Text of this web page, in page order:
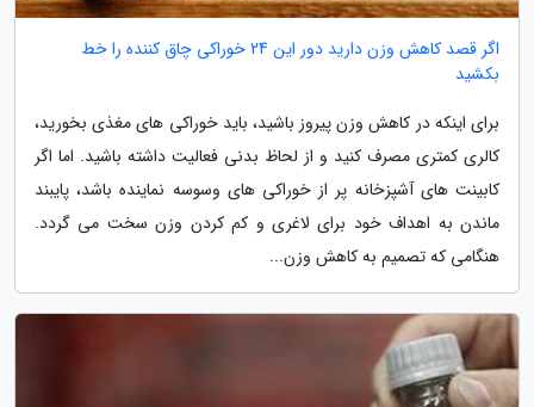
اگر قصد کاهش وزن دارید دور این 24 خوراکی چاق کننده را خط
بکشید
برای اینکه در کاهش وزن پیروز باشید، باید خوراکی های مغذی بخورید،
کالری کمتری مصرف کنید و از لحاظ بدنی فعالیت داشته باشید. اما اگر
کابینت های آشپزخانه پر از خوراکی های وسوسه نماینده باشد، پایبند
ماندن به اهداف خود برای لاغری و کم کردن وزن سخت می گردد.
هنگامی که تصمیم به کاهش وزن...